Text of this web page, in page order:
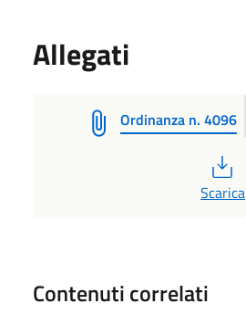
Allegati
Ordinanza n. 4096
Scarica
Contenuti correlati